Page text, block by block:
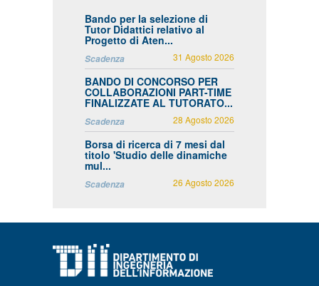
Bando per la selezione di
Tutor Didattici relativo al
Progetto di Aten...
Scadenza 31 Agosto 2026
BANDO DI CONCORSO PER
COLLABORAZIONI PART-TIME
FINALIZZATE AL TUTORATO...
Scadenza 28 Agosto 2026
Borsa di ricerca di 7 mesi dal
titolo 'Studio delle dinamiche
mul...
Scadenza 26 Agosto 2026